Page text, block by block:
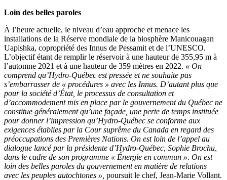
Loin des belles paroles
À l’heure actuelle, le niveau d’eau approche et menace les
installations de la Réserve mondiale de la biosphère Manicouagan
Uapishka, copropriété des Innus de Pessamit et de l’UNESCO.
L’objectif étant de remplir le réservoir à une hauteur de 355,95 m à
l’automne 2021 et à une hauteur de 359 mètres en 2022. « On
comprend qu’Hydro-Québec est pressée et ne souhaite pas
s’embarrasser de « procédures » avec les Innus. D’autant plus que
pour la société d’État, le processus de consultation et
d’accommodement mis en place par le gouvernement du Québec ne
constitue généralement qu’une façade, une perte de temps instituée
pour donner l’impression qu’Hydro-Québec se conforme aux
exigences établies par la Cour suprême du Canada en regard des
préoccupations des Premières Nations. On est loin de l’appel au
dialogue lancé par la présidente d’Hydro-Québec, Sophie Brochu,
dans le cadre de son programme « Énergie en commun ». On est
loin des belles paroles du gouvernement en matière de relations
avec les peuples autochtones », poursuit le chef, Jean-Marie Vollant.